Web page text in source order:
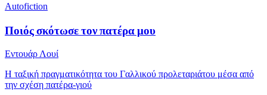
Autofiction
Ποιός σκότωσε τον πατέρα μου
Εντουάρ Λουί
Η ταξική πραγματικότητα του Γαλλικού προλεταριάτου μέσα από
την σχέση πατέρα-γιού